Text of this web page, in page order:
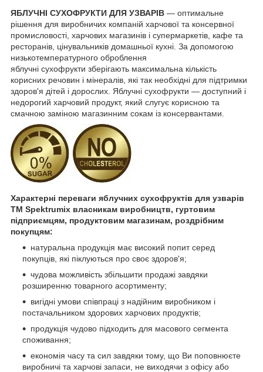
ЯБЛУЧНІ СУХОФРУКТИ ДЛЯ УЗВАРІВ — оптимальне
рішення для виробничих компаній харчової та консервної
промисловості, харчових магазинів і супермаркетів, кафе та
ресторанів, цінувальників домашньої кухні. За допомогою
низькотемпературного оброблення
яблучні сухофрукти зберігають максимальна кількість
корисних речовин і мінералів, які так необхідні для підтримки
здоров'я дітей і дорослих. Яблучні сухофрукти — доступний і
недорогий харчовий продукт, який слугує корисною та
смачною заміною магазинним сокам із консервантами.
Характерні переваги яблучних сухофруктів для узварів
ТМ Spektrumix власникам виробництв, гуртовим
підприємцям, продуктовим магазинам, роздрібним
покупцям:
натуральна продукція має високий попит серед
покупців, які піклуються про своє здоров'я;
чудова можливість збільшити продажі завдяки
розширенню товарного асортименту;
вигідні умови співпраці з надійним виробником і
постачальником здорових харчових продуктів;
продукція чудово підходить для масового сегмента
споживання;
економія часу та сил завдяки тому, що Ви поповнюєте
виробничі та харчові запаси, не виходячи з офісу або